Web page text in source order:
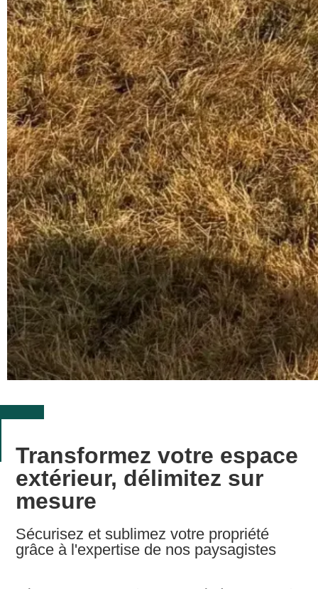
Transformez votre espace
extérieur, délimitez sur
mesure
Sécurisez et sublimez votre propriété
grâce à l'expertise de nos paysagistes